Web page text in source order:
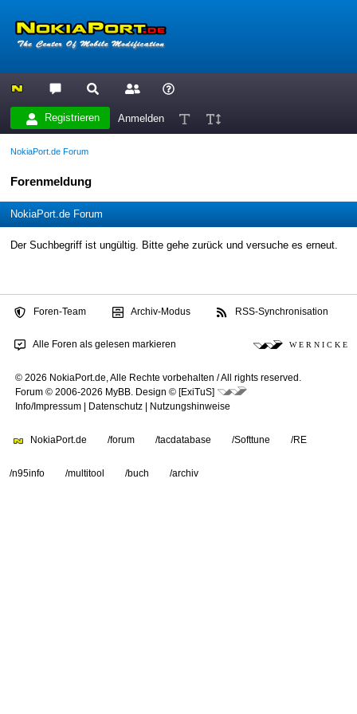
Registrieren Anmelden
NokiaPort.de Forum
Forenmeldung
NokiaPort.de Forum
Der Suchbegriff ist ungültig. Bitte gehe zurück und versuche es erneut.
Foren-Team Archiv-Modus RSS-Synchronisation
Alle Foren als gelesen markieren W E R N I C K E
© 2026 NokiaPort.de, Alle Rechte vorbehalten /All rights reserved.
Forum © 2006-2026 MyBB
Design © [ExiTuS]
Info/Impressum
Datenschutz Nutzungshinweise
NokiaPort.de /forum /tacdatabase /Softtune /RE
/n95info /multitool /buch /archiv